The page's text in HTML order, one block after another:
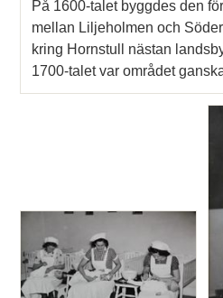
På 1600-talet byggdes den
mellan Liljeholmen och
kring Hornstull nästan
1700-talet var området